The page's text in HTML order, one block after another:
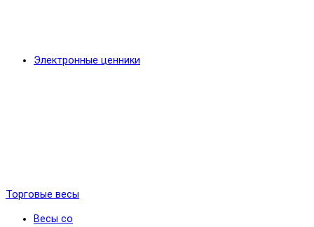
Электронные ценники
Торговые весы
Весы со